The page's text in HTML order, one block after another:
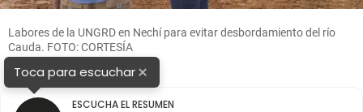
Labores de la UNGRD en Nechí para evitar desbordamiento del río
Cauda. FOTO: CORTESÍA
Toca para escuchar×
ESCUCHA EL RESUMEN